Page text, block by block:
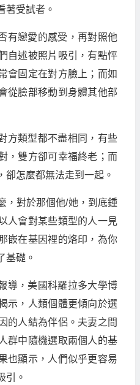
著受試者。
有戀愛的感受，再對照他
自述被照片吸引，有點怦
會固定在對方臉上；而如
從臉部移動到身體其他部
方類型都不盡相同，有些
，雙方卻可幸福終老；而
卻怎麼都無法走到一起。
，對於那個他/她，到底鍾
人會對某些類型的人一見
嵌在基因裡的烙印，為你
基礎。
導，美國科羅拉多大學博
示，人類個體更傾向於選
的人結為伴侶。夫妻之間
群中隨機選取兩個人的基
也顯示，人們似乎更容易
引。